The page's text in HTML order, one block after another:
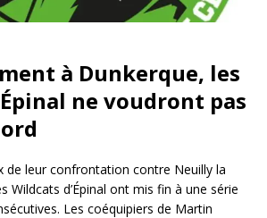
à Dunkerque, les
ne voudront pas
de leur confrontation contre Neuilly la
Wildcats d’Épinal ont mis fin à une série
Les coéquipiers de Martin